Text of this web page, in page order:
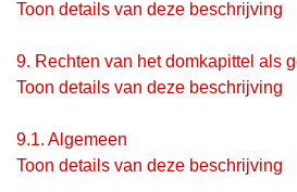
Toon details van deze beschrijving
9. Rechten van het domkapittel als
Toon details van deze beschrijving
9.1. Algemeen
Toon details van deze beschrijving